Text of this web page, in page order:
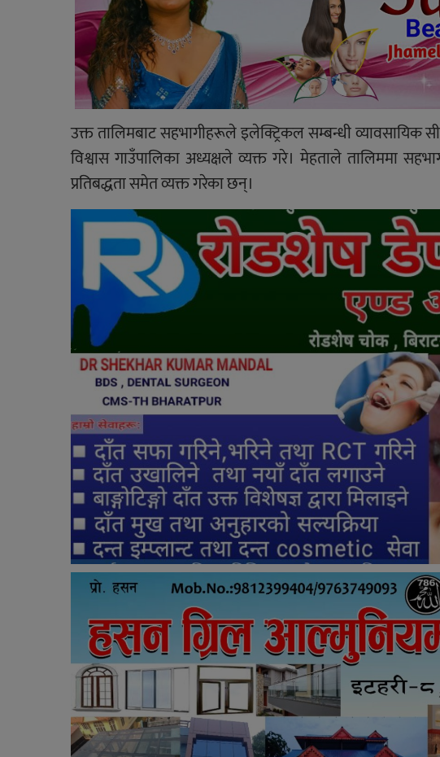
उक्त तालिमबाट सहभागीहरूले इलेक्ट्रिकल सम्बन्धी व्यावसायिक
विश्वास गाउँपालिका अध्यक्षले व्यक्त गरे। मेहताले तालिममा
प्रतिबद्धता समेत व्यक्त गरेका छन्।